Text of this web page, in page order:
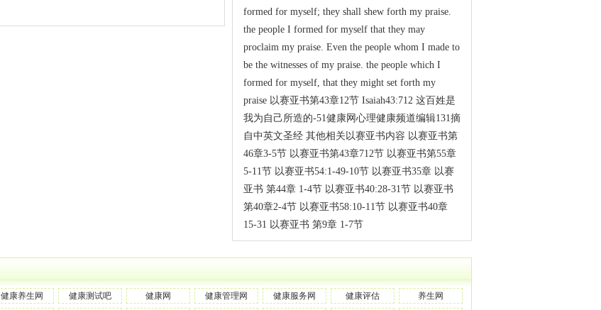
formed for myself; they shall shew forth my praise.
the people I formed for myself that they may
proclaim my praise. Even the people whom I made to
be the witnesses of my praise. the people which I
formed for myself, that they might set forth my
praise 以赛亚书第43章12节 Isaiah43:712 这百姓是
我为自己所造的-51健康网心理健康频道编辑131摘
自中英文圣经 其他相关以赛亚书内容 以赛亚书第
46章3-5节 以赛亚书第43章712节 以赛亚书第55章
5-11节 以赛亚书54:1-49-10节 以赛亚书35章 以赛
亚书 第44章 1-4节 以赛亚书40:28-31节 以赛亚书
第40章2-4节 以赛亚书58:10-11节 以赛亚书40章
15-31 以赛亚书 第9章 1-7节
健康养生网 健康测试吧 健康网 健康管理网 健康服务网 健康评估
养生网